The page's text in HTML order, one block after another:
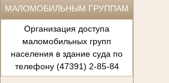
МАЛОМОБИЛЬНЫМ ГРУППАМ
Организация доступа
маломобильных групп
населения в здание суда по
телефону (47391) 2-85-84